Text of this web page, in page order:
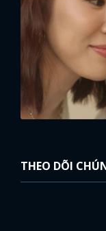
THEO DÕI